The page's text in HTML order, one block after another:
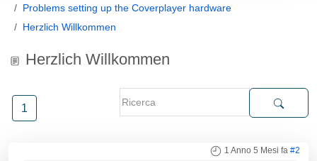
Problems setting up the Coverplayer hardware
Herzlich Willkommen
Herzlich Willkommen
1
1 Anno 5 Mesi fa #2